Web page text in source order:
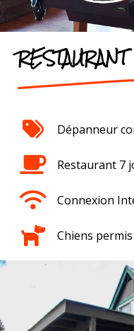
RESTAURANT
Dépanneur
Restaurant 7
Connexion
Chiens permis